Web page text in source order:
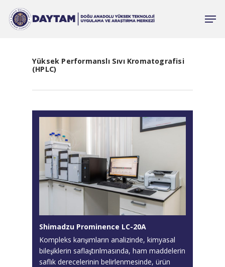
Yüksek Performanslı Sıvı Kromatografisi
(HPLC)
Shimadzu Prominence LC-20A
Kompleks karışımların analizinde, kimyasal
bileşiklerin saflaştırılmasında, ham maddelerin
saflık derecelerinin belirlenmesinde, ürün